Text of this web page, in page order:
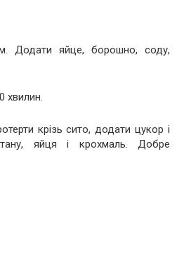
Додати яйце, борошно, соду,
хвилин.
крізь сито, додати цукор і
яйця і крохмаль. Добре